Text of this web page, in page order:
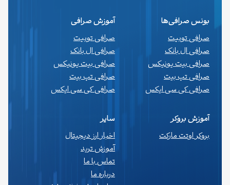
بونس صرافی‌ها
صرافی توبیت
صرافی ال بانک
صرافی بیت یونیکس
صرافی تپ بیت
صرافی کی سی ایکس
آموزش صرافی
صرافی توبیت
صرافی ال بانک
صرافی بیت یونیکس
صرافی تپ بیت
صرافی کی سی ایکس
آموزش بروکر
بروکر اوتت مارکت
سایر
اخبار ارز دیجیتال
آموزش ترید
تماس با ما
درباره ما